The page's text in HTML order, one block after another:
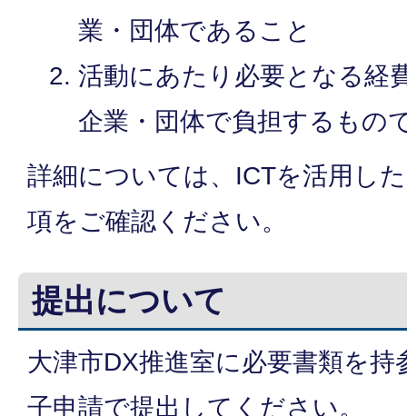
業・団体であること
活動にあたり必要となる経
企業・団体で負担するもの
詳細については、ICTを活用し
項をご確認ください。
提出について
大津市DX推進室に必要書類を
子申請で提出してください。